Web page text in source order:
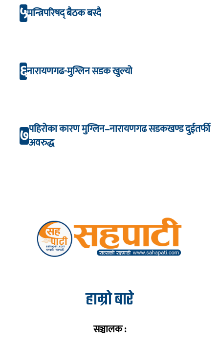
५मन्त्रिपरिषद् बैठक बस्दै
६नारायणगढ-मुग्लिन सडक खुल्यो
७पहिरोका कारण मुग्लिन–नारायणगढ सडकखण्ड दुईतर्फी
अवरुद्ध
हाम्रो बारे
सञ्चालक :